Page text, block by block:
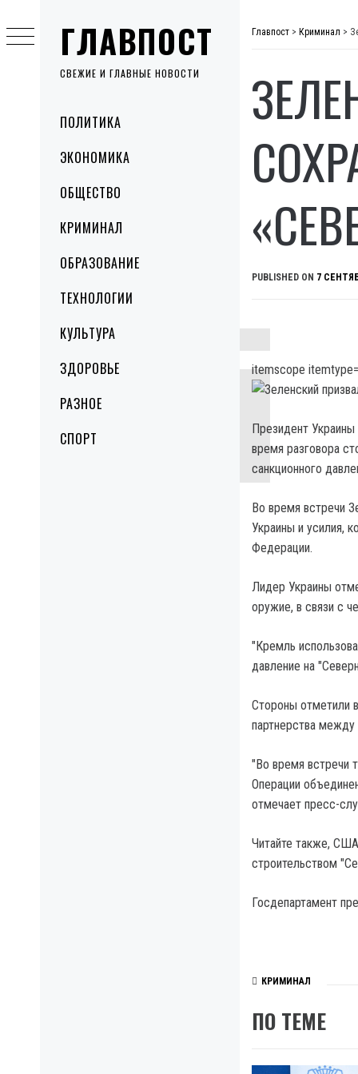
ГЛАВПОСТ
СВЕЖИЕ И ГЛАВНЫЕ НОВОСТИ
MenuПОЛИТИКА
ЭКОНОМИКА
ОБЩЕСТВО
КРИМИНАЛ
ОБРАЗОВАНИЕ
ТЕХНОЛОГИИ
КУЛЬТУРА
ЗДОРОВЬЕ
РАЗНОЕ
СПОРТ
to
content
Главпост > Криминал >
PUBLISHED ON 7
itemscope
Президент
время разговора
санкционного
Во время встречи
Украины и усилия,
Федерации.
Лидер Украины
оружие, в связи с
"Кремль
давление на
Стороны отметили
партнерства между
"Во время встречи
Операции
отмечает пресс-
Читайте также, США
строительством
Госдепартамент
КРИМИНАЛ
ПО ТЕМЕ